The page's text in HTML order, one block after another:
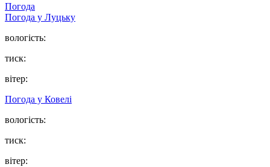
Погода
Погода у Луцьку
вологість:
тиск:
вітер:
Погода у Ковелі
вологість:
тиск:
вітер: